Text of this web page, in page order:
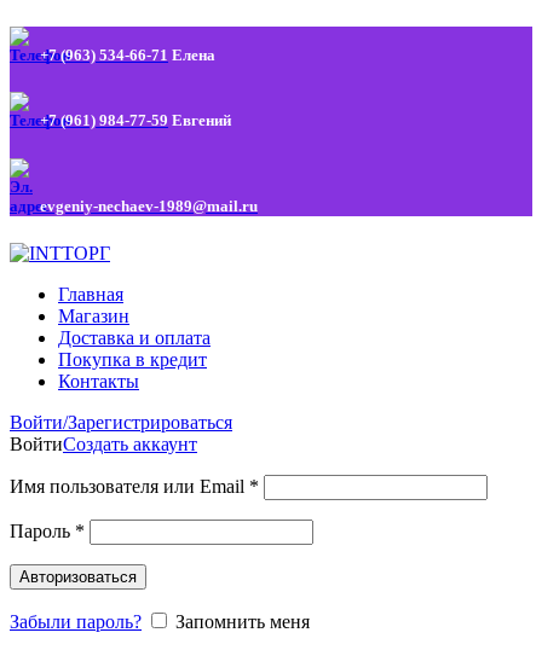
+7 (963) 534-66-71 Елена
+7 (961) 984-77-59 Евгений
evgeniy-nechaev-1989@mail.ru
Главная
Магазин
Доставка и оплата
Покупка в кредит
Контакты
Войти/Зарегистрироваться
ВойтиСоздать аккаунт
Имя пользователя или Email *
Пароль *
Авторизоваться
Забыли пароль?
Запомнить меня